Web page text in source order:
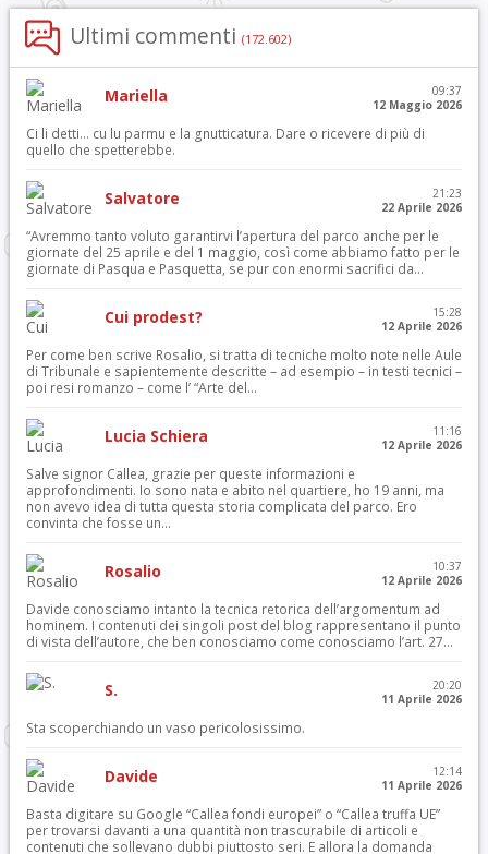
Ultimi commenti (172.602)
Mariella
09:37
12 Maggio 2026
Ci li detti… cu lu parmu e la gnutticatura. Dare o ricevere di più di
quello che spetterebbe.
Salvatore
21:23
22 Aprile 2026
“Avremmo tanto voluto garantirvi l’apertura del parco anche per le
giornate del 25 aprile e del 1 maggio, così come abbiamo fatto per le
giornate di Pasqua e Pasquetta, se pur con enormi sacrifici da...
Cui prodest?
15:28
12 Aprile 2026
Per come ben scrive Rosalio, si tratta di tecniche molto note nelle Aule
di Tribunale e sapientemente descritte – ad esempio – in testi tecnici –
poi resi romanzo – come l’ “Arte del...
Lucia Schiera
11:16
12 Aprile 2026
Salve signor Callea, grazie per queste informazioni e
approfondimenti. Io sono nata e abito nel quartiere, ho 19 anni, ma
non avevo idea di tutta questa storia complicata del parco. Ero
convinta che fosse un...
Rosalio
10:37
12 Aprile 2026
Davide conosciamo intanto la tecnica retorica dell’argomentum ad
hominem. I contenuti dei singoli post del blog rappresentano il punto
di vista dell’autore, che ben conosciamo come conosciamo l’art. 27...
S.
20:20
11 Aprile 2026
Sta scoperchiando un vaso pericolosissimo.
Davide
12:14
11 Aprile 2026
Basta digitare su Google “Callea fondi europei” o “Callea truffa UE”
per trovarsi davanti a una quantità non trascurabile di articoli e
contenuti che sollevano dubbi piuttosto seri. E allora la domanda